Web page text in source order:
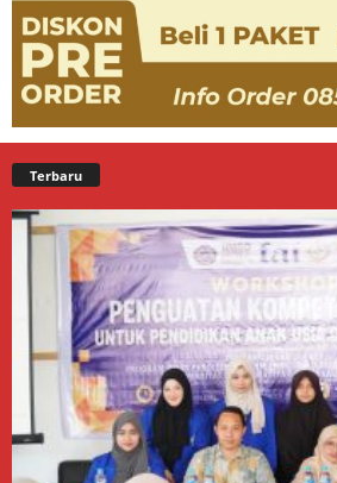
Terbaru